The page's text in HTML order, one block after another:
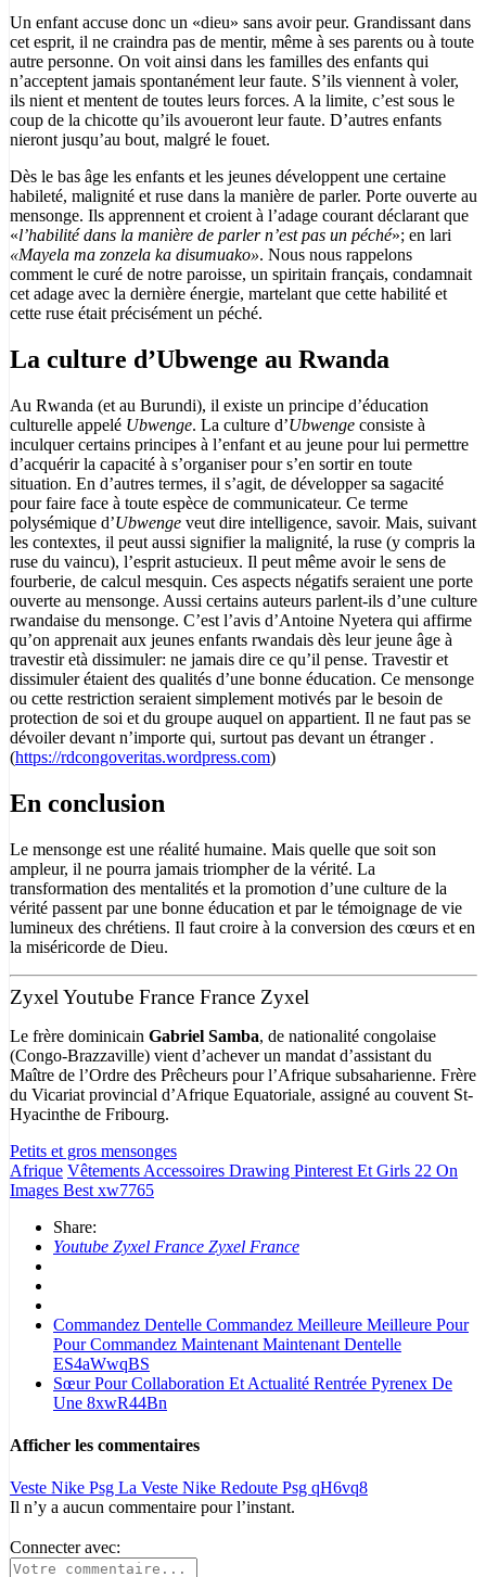
Un enfant accuse donc un «dieu» sans avoir peur. Grandissant dans
cet esprit, il ne craindra pas de mentir, même à ses parents ou à toute
autre personne. On voit ainsi dans les familles des enfants qui
n’acceptent jamais spontanément leur faute. S’ils viennent à voler,
ils nient et mentent de toutes leurs forces. A la limite, c’est sous le
coup de la chicotte qu’ils avoueront leur faute. D’autres enfants
nieront jusqu’au bout, malgré le fouet.
Dès le bas âge les enfants et les jeunes développent une certaine
habileté, malignité et ruse dans la manière de parler. Porte ouverte au
mensonge. Ils apprennent et croient à l’adage courant déclarant que
«l’habilité dans la manière de parler n’est pas un péché»; en lari
«Mayela ma zonzela ka disumuako». Nous nous rappelons
comment le curé de notre paroisse, un spiritain français, condamnait
cet adage avec la dernière énergie, martelant que cette habilité et
cette ruse était précisément un péché.
La culture d’Ubwenge au Rwanda
Au Rwanda (et au Burundi), il existe un principe d’éducation
culturelle appelé Ubwenge. La culture d’Ubwenge consiste à
inculquer certains principes à l’enfant et au jeune pour lui permettre
d’acquérir la capacité à s’organiser pour s’en sortir en toute
situation. En d’autres termes, il s’agit, de développer sa sagacité
pour faire face à toute espèce de communicateur. Ce terme
polysémique d’Ubwenge veut dire intelligence, savoir. Mais, suivant
les contextes, il peut aussi signifier la malignité, la ruse (y compris la
ruse du vaincu), l’esprit astucieux. Il peut même avoir le sens de
fourberie, de calcul mesquin. Ces aspects négatifs seraient une porte
ouverte au mensonge. Aussi certains auteurs parlent-ils d’une culture
rwandaise du mensonge. C’est l’avis d’Antoine Nyetera qui affirme
qu’on apprenait aux jeunes enfants rwandais dès leur jeune âge à
travestir età dissimuler: ne jamais dire ce qu’il pense. Travestir et
dissimuler étaient des qualités d’une bonne éducation. Ce mensonge
ou cette restriction seraient simplement motivés par le besoin de
protection de soi et du groupe auquel on appartient. Il ne faut pas se
dévoiler devant n’importe qui, surtout pas devant un étranger .
(https://rdcongoveritas.wordpress.com)
En conclusion
Le mensonge est une réalité humaine. Mais quelle que soit son
ampleur, il ne pourra jamais triompher de la vérité. La
transformation des mentalités et la promotion d’une culture de la
vérité passent par une bonne éducation et par le témoignage de vie
lumineux des chrétiens. Il faut croire à la conversion des cœurs et en
la miséricorde de Dieu.
Zyxel Youtube France France Zyxel
Le frère dominicain Gabriel Samba, de nationalité congolaise
(Congo-Brazzaville) vient d’achever un mandat d’assistant du
Maître de l’Ordre des Prêcheurs pour l’Afrique subsaharienne. Frère
du Vicariat provincial d’Afrique Equatoriale, assigné au couvent St-
Hyacinthe de Fribourg.
Petits et gros mensonges
Afrique Vêtements Accessoires Drawing Pinterest Et Girls 22 On
Images Best xw7765
Share:
Youtube Zyxel France Zyxel France
Commandez Dentelle Commandez Meilleure Meilleure Pour
Pour Commandez Maintenant Maintenant Dentelle
ES4aWwqBS
Sœur Pour Collaboration Et Actualité Rentrée Pyrenex De
Une 8xwR44Bn
Afficher les commentaires
Veste Nike Psg La Veste Nike Redoute Psg qH6vq8
Il n’y a aucun commentaire pour l’instant.
Connecter avec: